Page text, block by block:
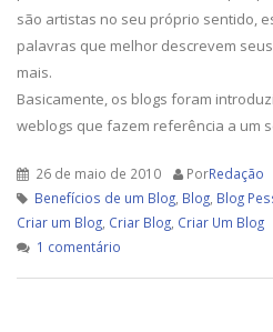
são artistas no seu próprio sentido,
palavras que melhor descrevem
mais.
Basicamente, os blogs foram
weblogs que fazem referência a um
26 de maio de 2010 PorRedação
Benefícios de um Blog Blog Blog
Criar um Blog Criar Blog Criar Um Blog
1 comentário